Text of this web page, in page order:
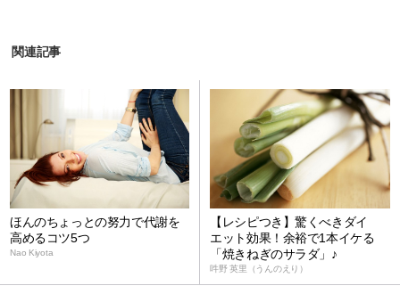
関連記事
ほんのちょっとの努力で代謝を
高めるコツ5つ
Nao Kiyota
【レシピつき】驚くべきダイ
エット効果！余裕で1本イケる
「焼きねぎのサラダ」♪
吽野 英里（うんのえり）